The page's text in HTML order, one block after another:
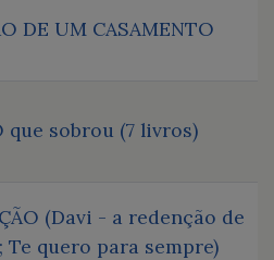
DE UM CASAMENTO
que sobrou (7 livros)
(Davi - a redenção de
Te quero para sempre)